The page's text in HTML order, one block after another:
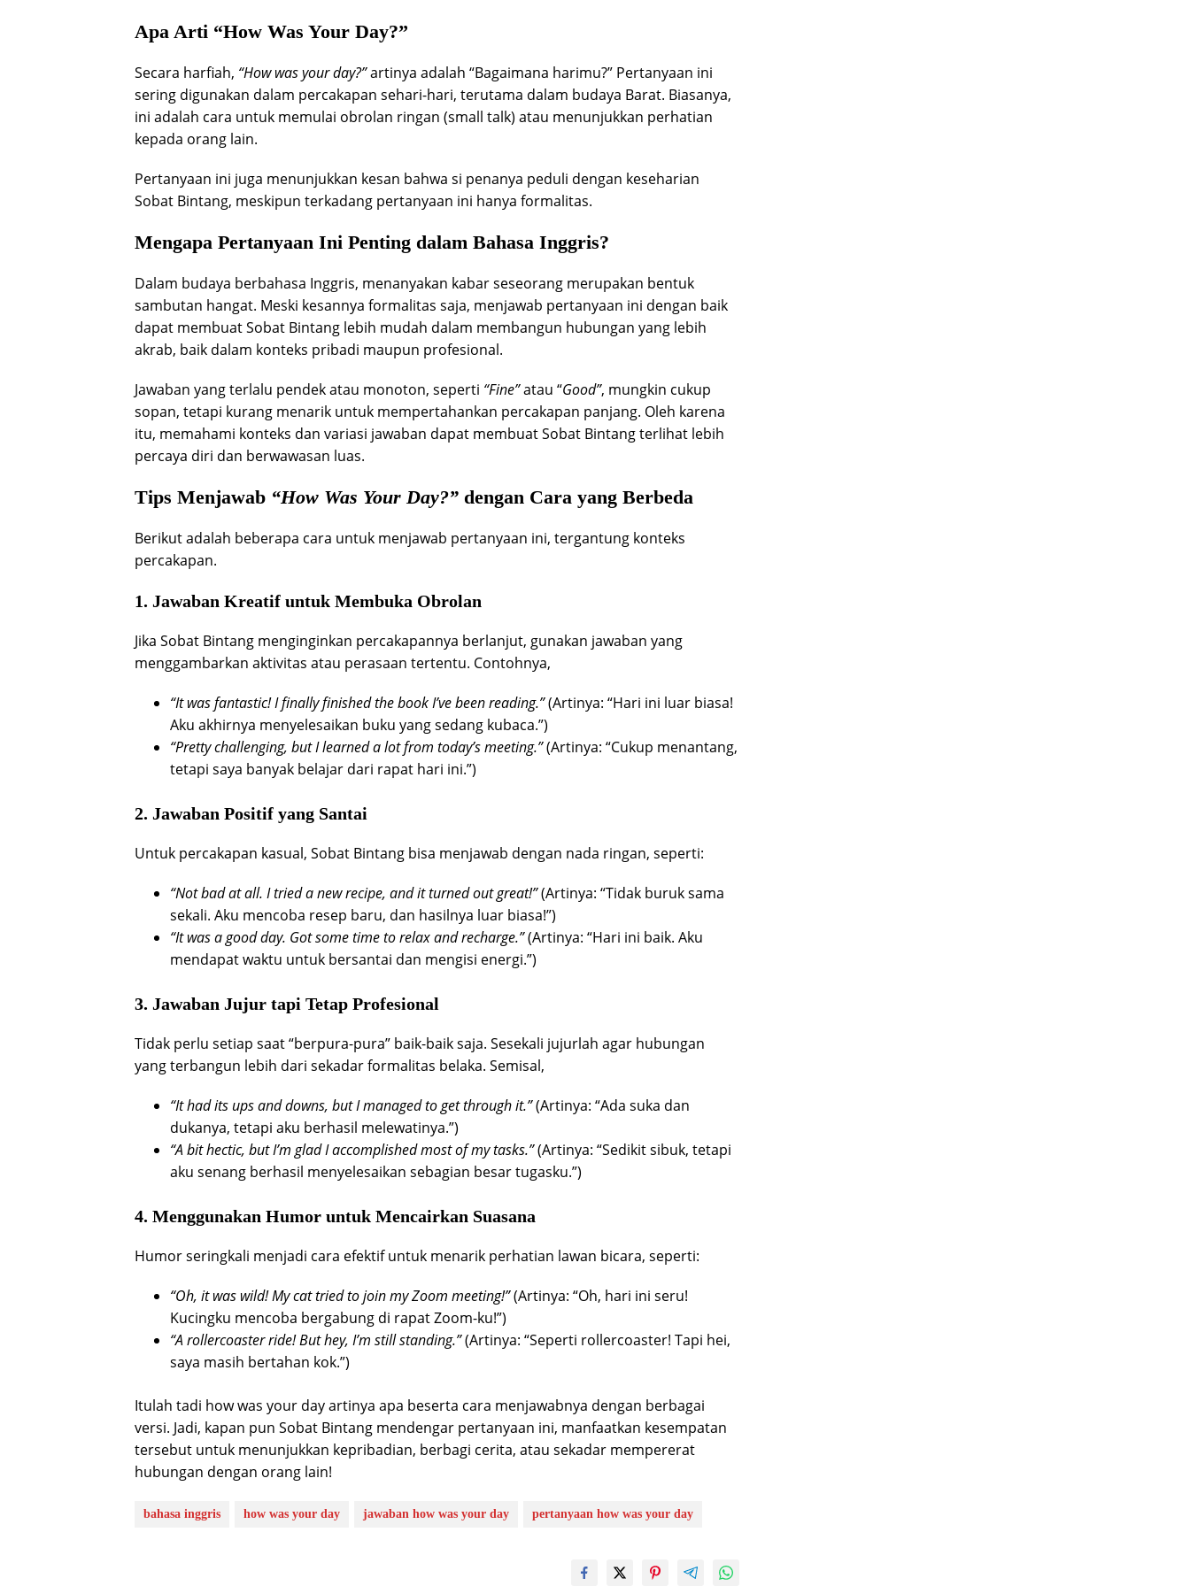
Apa Arti “How Was Your Day?”
Secara harfiah, “How was your day?”artinya adalah “Bagaimana harimu?” Pertanyaan ini
sering digunakan dalam percakapan sehari-hari, terutama dalam budaya Barat. Biasanya,
ini adalah cara untuk memulai obrolan ringan (small talk) atau menunjukkan perhatian
kepada orang lain.
Pertanyaan ini juga menunjukkan kesan bahwa si penanya peduli dengan keseharian
Sobat Bintang, meskipun terkadang pertanyaan ini hanya formalitas.
Mengapa Pertanyaan Ini Penting dalam Bahasa Inggris?
Dalam budaya berbahasa Inggris, menanyakan kabar seseorang merupakan bentuk
sambutan hangat. Meski kesannya formalitas saja, menjawab pertanyaan ini dengan baik
dapat membuat Sobat Bintang lebih mudah dalam membangun hubungan yang lebih
akrab, baik dalam konteks pribadi maupun profesional.
Jawaban yang terlalu pendek atau monoton, seperti “Fine”atau “Good”, mungkin cukup
sopan, tetapi kurang menarik untuk mempertahankan percakapan panjang. Oleh karena
itu, memahami konteks dan variasi jawaban dapat membuat Sobat Bintang terlihat lebih
percaya diri dan berwawasan luas.
Tips Menjawab “How Was Your Day?” dengan Cara yang Berbeda
Berikut adalah beberapa cara untuk menjawab pertanyaan ini, tergantung konteks
percakapan.
1. Jawaban Kreatif untuk Membuka Obrolan
Jika Sobat Bintang menginginkan percakapannya berlanjut, gunakan jawaban yang
menggambarkan aktivitas atau perasaan tertentu. Contohnya,
“It was fantastic! I finally finished the book I’ve been reading.”(Artinya: “Hari ini luar biasa!
Aku akhirnya menyelesaikan buku yang sedang kubaca.”)
“Pretty challenging, but I learned a lot from today’s meeting.”(Artinya: “Cukup menantang,
tetapi saya banyak belajar dari rapat hari ini.”)
2. Jawaban Positif yang Santai
Untuk percakapan kasual, Sobat Bintang bisa menjawab dengan nada ringan, seperti:
“Not bad at all. I tried a new recipe, and it turned out great!”(Artinya: “Tidak buruk sama
sekali. Aku mencoba resep baru, dan hasilnya luar biasa!”)
“It was a good day. Got some time to relax and recharge.”(Artinya: “Hari ini baik. Aku
mendapat waktu untuk bersantai dan mengisi energi.”)
3. Jawaban Jujur tapi Tetap Profesional
Tidak perlu setiap saat “berpura-pura” baik-baik saja. Sesekali jujurlah agar hubungan
yang terbangun lebih dari sekadar formalitas belaka. Semisal,
“It had its ups and downs, but I managed to get through it.”(Artinya: “Ada suka dan
dukanya, tetapi aku berhasil melewatinya.”)
“A bit hectic, but I’m glad I accomplished most of my tasks.”(Artinya: “Sedikit sibuk, tetapi
aku senang berhasil menyelesaikan sebagian besar tugasku.”)
4. Menggunakan Humor untuk Mencairkan Suasana
Humor seringkali menjadi cara efektif untuk menarik perhatian lawan bicara, seperti:
“Oh, it was wild! My cat tried to join my Zoom meeting!”(Artinya: “Oh, hari ini seru!
Kucingku mencoba bergabung di rapat Zoom-ku!”)
“A rollercoaster ride! But hey, I’m still standing.”(Artinya: “Seperti rollercoaster! Tapi hei,
saya masih bertahan kok.”)
Itulah tadi how was your day artinya apa beserta cara menjawabnya dengan berbagai
versi. Jadi, kapan pun Sobat Bintang mendengar pertanyaan ini, manfaatkan kesempatan
tersebut untuk menunjukkan kepribadian, berbagi cerita, atau sekadar mempererat
hubungan dengan orang lain!
bahasa inggris how was your day jawaban how was your day pertanyaan how was your day